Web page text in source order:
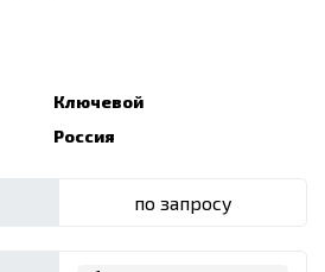
Ключевой
Россия
по запросу